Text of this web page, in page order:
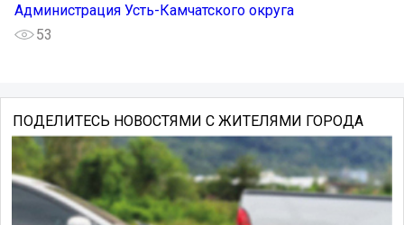
Администрация Усть-Камчатского округа
53
ПОДЕЛИТЕСЬ НОВОСТЯМИ С ЖИТЕЛЯМИ ГОРОДА